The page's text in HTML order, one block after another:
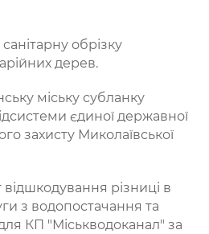
обрізку
дерев.
міську субланку
єдиної державної
захисту Миколаївської
різниці в
з водопостачання та
КП "Міськводоканал" за